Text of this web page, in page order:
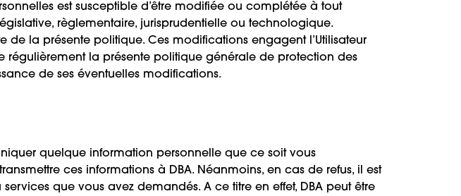
est susceptible d’être modifiée ou complétée à tout
règlementaire, jurisprudentielle ou technologique.
la présente politique. Ces modifications engagent l’Utilisateur
régulièrement la présente politique générale de protection des
de ses éventuelles modifications.
quelque information personnelle que ce soit vous
ces informations à DBA. Néanmoins, en cas de refus, il est
que vous avez demandés. A ce titre en effet, DBA peut être